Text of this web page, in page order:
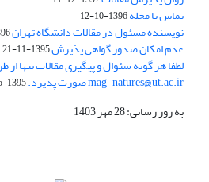
تماس با مجله1396-10-12
نویسنده مسئول در مقالات دانشگاه تهران11
عدم امکان صدور گواهی پذیرش1395-11-21
لطفا هر گونه سئوال و پیگیری مقالات تنها از
mag_natures@ut.ac.ir صورت پذیرد. 1395-05-27
به روز رسانی: 28 مهر 1403